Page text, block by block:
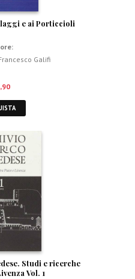
e ai Porticcioli
Galifi
Studi e ricerche
Vol. 1